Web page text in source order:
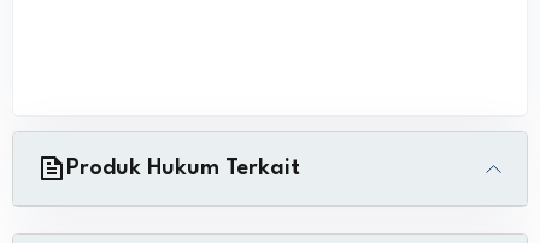
Produk Hukum Terkait